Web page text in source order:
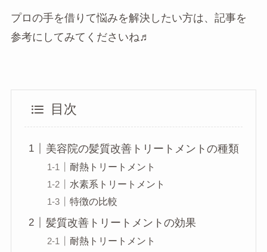
プロの手を借りて悩みを解決したい方は、記事を
参考にしてみてくださいね♬
目次
美容院の髪質改善トリートメントの種類
耐熱トリートメント
水素系トリートメント
特徴の比較
髪質改善トリートメントの効果
耐熱トリートメント